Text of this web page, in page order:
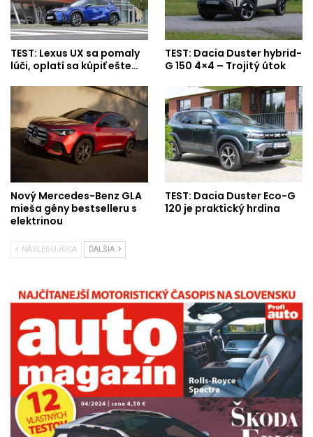
TEST: Lexus UX sa pomaly
lúči, oplatí sa kúpiť ešte…
TEST: Dacia Duster hybrid-
G 150 4×4 – Trojitý útok
Nový Mercedes-Benz GLA
mieša gény bestselleru s
elektrinou
TEST: Dacia Duster Eco-G
120 je praktický hrdina
NÁSLEDUJÚCA ĎALŠIA